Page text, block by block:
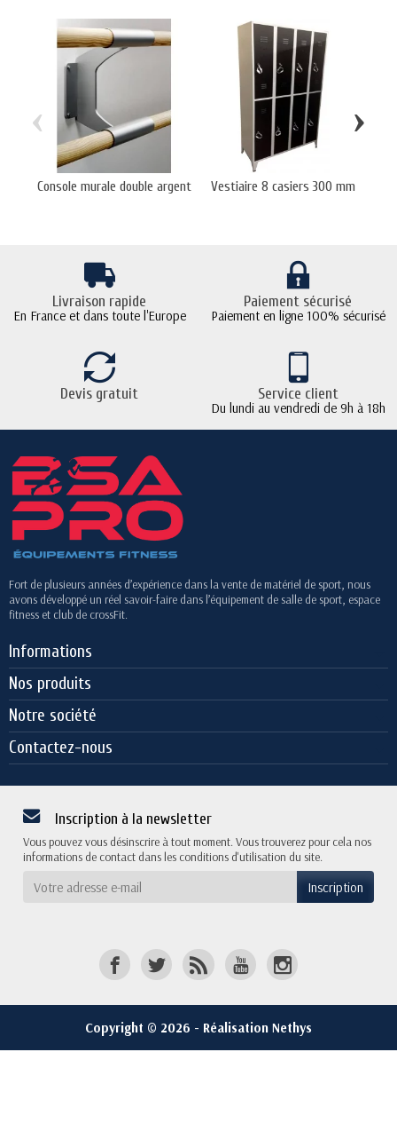
Console murale double argent Vestiaire 8 casiers 300 mm
‹ ›
Livraison rapide
En France et dans toute l'Europe
Paiement sécurisé
Paiement en ligne 100% sécurisé
Devis gratuit Service client
Du lundi au vendredi de 9h à 18h
Fort de plusieurs années d’expérience dans la vente de matériel de sport, nous
avons développé un réel savoir-faire dans l’équipement de salle de sport, espace
fitness et club de crossFit.
Informations
Nos produits
Notre société
Contactez-nous
Inscription à la newsletter
Vous pouvez vous désinscrire à tout moment. Vous trouverez pour cela nos
informations de contact dans les conditions d'utilisation du site.
Copyright © 2026 - Réalisation Nethys